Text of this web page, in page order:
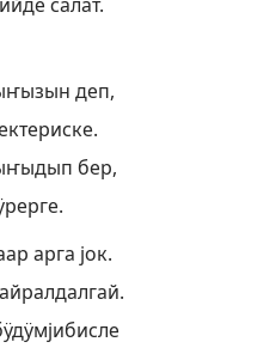
деп,
бер,
арга јок.